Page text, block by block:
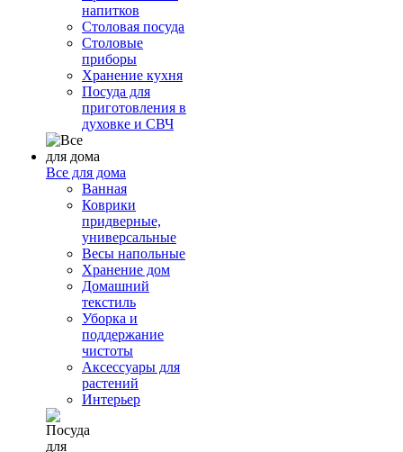
напитков
Столовая посуда
Столовые
приборы
Хранение кухня
Посуда для
приготовления в
духовке и СВЧ
Все для дома
Ванная
Коврики
придверные,
универсальные
Весы напольные
Хранение дом
Домашний
текстиль
Уборка и
поддержание
чистоты
Аксессуары для
растений
Интерьер